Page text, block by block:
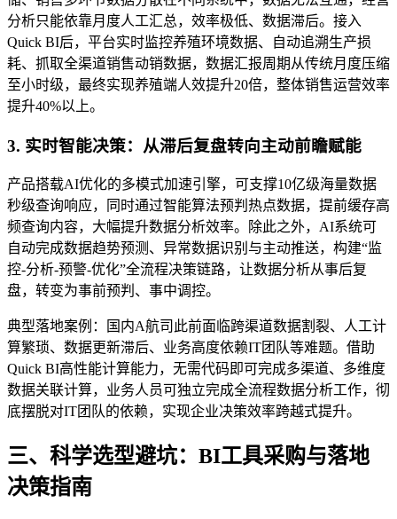
分析只能依靠月度人工汇总，效率极低、数据滞后。接入
Quick BI后，平台实时监控养殖环境数据、自动追溯生产损
耗、抓取全渠道销售动销数据，数据汇报周期从传统月度压缩
至小时级，最终实现养殖端人效提升20倍，整体销售运营效率
提升40%以上。
3. 实时智能决策：从滞后复盘转向主动前瞻赋能
产品搭载AI优化的多模式加速引擎，可支撑10亿级海量数据
秒级查询响应，同时通过智能算法预判热点数据，提前缓存高
频查询内容，大幅提升数据分析效率。除此之外，AI系统可
自动完成数据趋势预测、异常数据识别与主动推送，构建“监
控-分析-预警-优化”全流程决策链路，让数据分析从事后复
盘，转变为事前预判、事中调控。
典型落地案例：国内A航司此前面临跨渠道数据割裂、人工计
算繁琐、数据更新滞后、业务高度依赖IT团队等难题。借助
Quick BI高性能计算能力，无需代码即可完成多渠道、多维度
数据关联计算，业务人员可独立完成全流程数据分析工作，彻
底摆脱对IT团队的依赖，实现企业决策效率跨越式提升。
三、科学选型避坑：BI工具采购与落地
决策指南